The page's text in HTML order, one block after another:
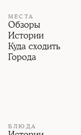
МЕСТА
Обзоры
Истории
Куда сходить
Города
БЛЮДА